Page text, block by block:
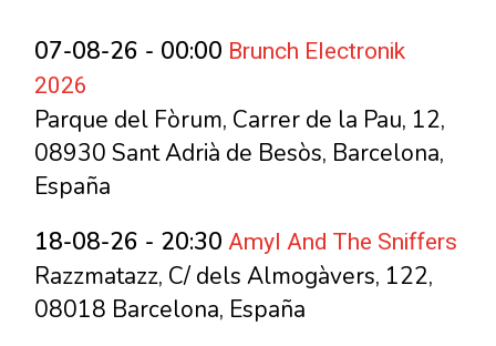
07-08-26 - 00:00 Brunch Electronik
2026
Parque del Fòrum, Carrer de la Pau, 12,
08930 Sant Adrià de Besòs, Barcelona,
España
18-08-26 - 20:30 Amyl And The Sniffers
Razzmatazz, C/ dels Almogàvers, 122,
08018 Barcelona, España